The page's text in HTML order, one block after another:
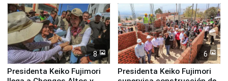
8
Presidenta Keiko Fujimori
6
Presidenta Keiko Fujimori